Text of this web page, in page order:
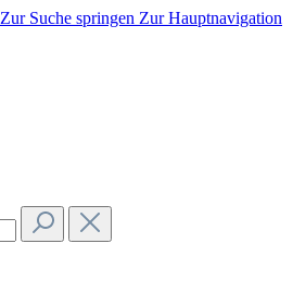
Zur Suche springen Zur Hauptnavigation